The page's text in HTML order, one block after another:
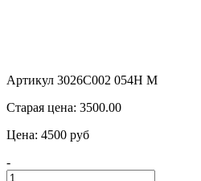
Артикул 3026C002 054H M
Старая цена: 3500.00
Цена: 4500 pуб
-